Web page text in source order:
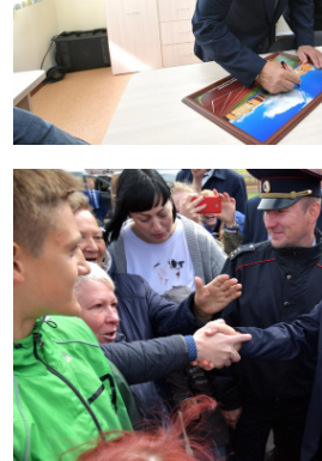
Фото: Сиб.фм / телеграм-канал Максима
ПОДПИШИТЕСЬ НА
В Новосибирске
пешеходной зоны на улице
станцией метро
Как сообщил мэр города Максим
подготовили новое основание из